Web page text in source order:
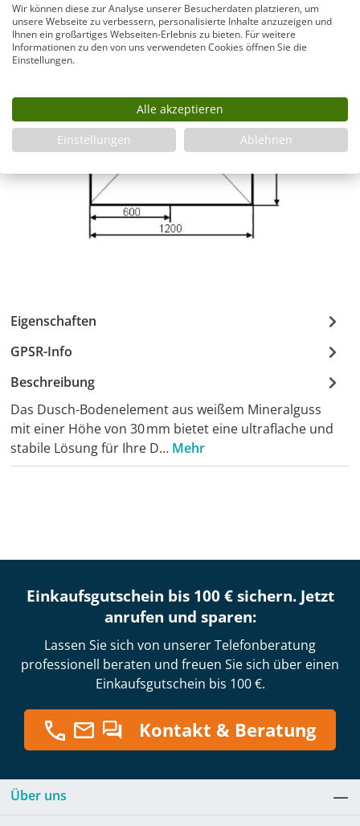
Eigenschaften
GPSR-Info
Beschreibung
Das Dusch-Bodenelement aus weißem Mineralguss
mit einer Höhe von 30 mm bietet eine ultraflache und
stabile Lösung für Ihre D… Mehr
Einkaufsgutschein bis 100 € sichern. Jetzt
anrufen und sparen:
Lassen Sie sich von unserer Telefonberatung
professionell beraten und freuen Sie sich über einen
Einkaufsgutschein bis 100 €.
Kontakt & Beratung
Über uns
Wir können diese zur Analyse unserer Besucherdaten platzieren, um
unsere Webseite zu verbessern, personalisierte Inhalte anzuzeigen und
Ihnen ein großartiges Webseiten-Erlebnis zu bieten. Für weitere
Informationen zu den von uns verwendeten Cookies öffnen Sie die
Einstellungen.
Alle akzeptieren
Einstellungen
Ablehnen